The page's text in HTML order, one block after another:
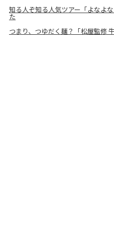
知る人ぞ知る人気ツアー「よなよ
た
つまり、つゆだく麺？「松屋監修